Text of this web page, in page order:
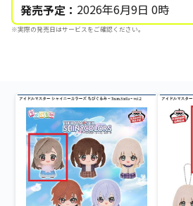
発売予定： 2026年6月9日 0時
※実際の発売日はサービスをご確認ください。